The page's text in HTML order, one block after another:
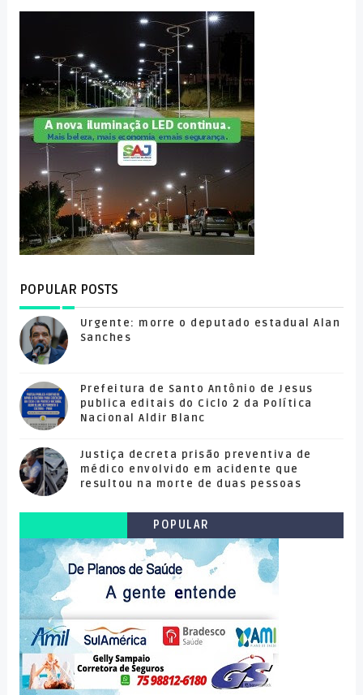
POPULAR POSTS
Urgente: morre o deputado estadual Alan
Sanches
Prefeitura de Santo Antônio de Jesus
publica editais do Ciclo 2 da Política
Nacional Aldir Blanc
Justiça decreta prisão preventiva de
médico envolvido em acidente que
resultou na morte de duas pessoas
POPULAR